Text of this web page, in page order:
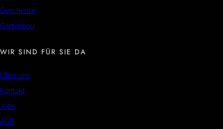
Geschenke
Gartenbau
WIR SIND FÜR SIE DA
Über uns
Kontakt
Jobs
AGB